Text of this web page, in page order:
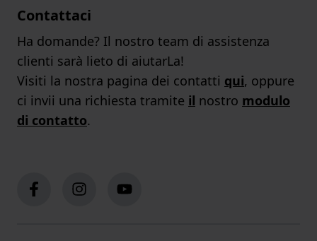
Contattaci
Ha domande? Il nostro team di assistenza
clienti sarà lieto di aiutarLa!
Visiti la nostra pagina dei contatti qui, oppure
ci invii una richiesta tramite il nostro modulo
di contatto.